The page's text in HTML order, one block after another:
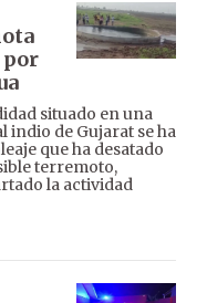
por
situado en una
indio de Gujarat se ha
que ha desatado
terremoto,
la actividad